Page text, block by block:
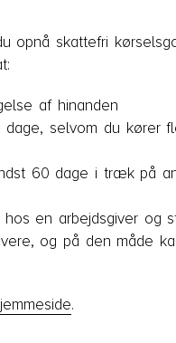
opnå skattefri
af hinanden
selvom du kører
60 dage i træk på
en arbejdsgiver og
og på den måde
.